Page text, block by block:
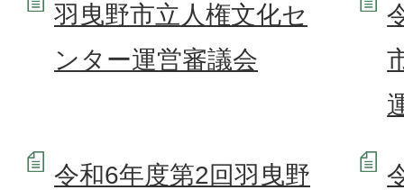
羽曳野市立人権文化セ
ンター運営審議会
令和6年度第2回羽曳野